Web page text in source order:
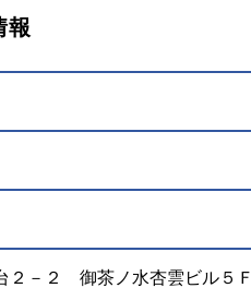
報
２－２ 御茶ノ水杏雲ビル５Ｆ